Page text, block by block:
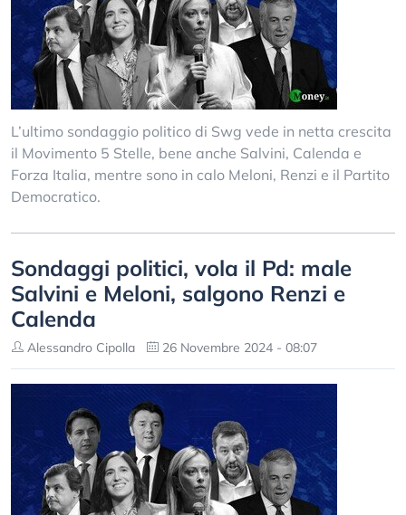
L’ultimo sondaggio politico di Swg vede in netta crescita
il Movimento 5 Stelle, bene anche Salvini, Calenda e
Forza Italia, mentre sono in calo Meloni, Renzi e il Partito
Democratico.
Sondaggi politici, vola il Pd: male
Salvini e Meloni, salgono Renzi e
Calenda
Alessandro Cipolla 26 Novembre 2024 - 08:07